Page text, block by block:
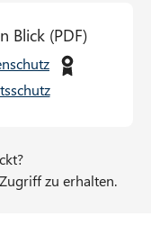
Blick (PDF)
zu erhalten.